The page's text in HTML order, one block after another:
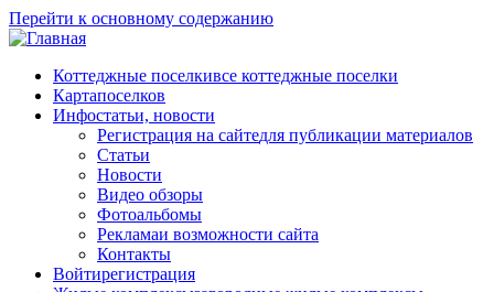
Перейти к основному содержанию
Коттеджные поселкивсе коттеджные поселки
Картапоселков
Инфостатьи, новости
Регистрация на сайтедля публикации материалов
Статьи
Новости
Видео обзоры
Фотоальбомы
Рекламаи возможности сайта
Контакты
Войтирегистрация